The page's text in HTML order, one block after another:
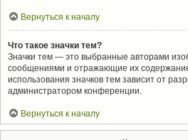
Вернуться к началу
Что такое значки тем?
Значки тем — это выбранные авторами
сообщениями и отражающие их
использования значков тем зависит от
администратором конференции.
Вернуться к началу